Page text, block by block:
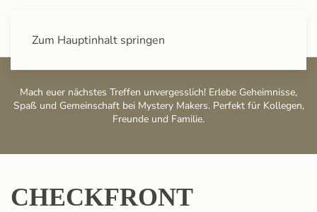
Zum Hauptinhalt springen
Mach euer nächstes Treffen unvergesslich! Erlebe Geheimnisse,
Spaß und Gemeinschaft bei Mystery Makers. Perfekt für Kollegen,
Freunde und Familie.
CHECKFRONT